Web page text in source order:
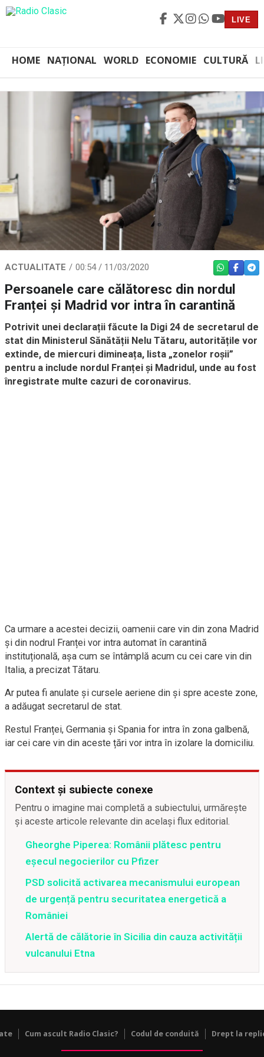
LIVE
HOME NAȚIONAL WORLD ECONOMIE CULTURĂ
ACTUALITATE 00:54 / 11/03/2020 WHATSAPP
Persoanele care călătoresc din nordul
Franței și Madrid vor intra în carantină
Potrivit unei declarații făcute la Digi 24 de secretarul de
stat din Ministerul Sănătății Nelu Tătaru, autoritățile vor
extinde, de miercuri dimineața, lista „zonelor roșii”
pentru a include nordul Franței și Madridul, unde au fost
înregistrate multe cazuri de coronavirus.
Ca urmare a acestei decizii, oamenii care vin din zona Madrid
și din nodrul Franței vor intra automat în carantină
instituțională, așa cum se întâmplă acum cu cei care vin din
Italia, a precizat Tătaru.
Ar putea fi anulate și cursele aeriene din și spre aceste zone,
a adăugat secretarul de stat.
Restul Franței, Germania și Spania for intra în zona galbenă,
iar cei care vin din aceste țări vor intra în izolare la domiciliu.
Context și subiecte conexe
Pentru o imagine mai completă a subiectului, urmărește
și aceste articole relevante din același flux editorial.
Gheorghe Piperea: Românii plătesc pentru
eșecul negocierilor cu Pfizer
PSD solicită activarea mecanismului european
de urgență pentru securitatea energetică a
României
Alertă de călătorie în Sicilia din cauza activității
vulcanului Etna
Cum ascult Radio Clasic? Codul de conduită Drept la